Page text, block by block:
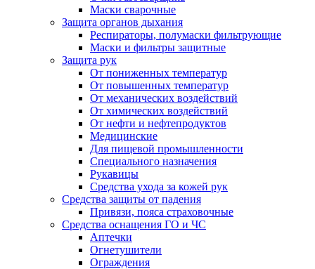
Маски сварочные
Защита органов дыхания
Респираторы, полумаски фильтрующие
Маски и фильтры защитные
Защита рук
От пониженных температур
От повышенных температур
От механических воздействий
От химических воздействий
От нефти и нефтепродуктов
Медицинские
Для пищевой промышленности
Специального назначения
Рукавицы
Средства ухода за кожей рук
Средства защиты от падения
Привязи, пояса страховочные
Средства оснащения ГО и ЧС
Аптечки
Огнетушители
Ограждения